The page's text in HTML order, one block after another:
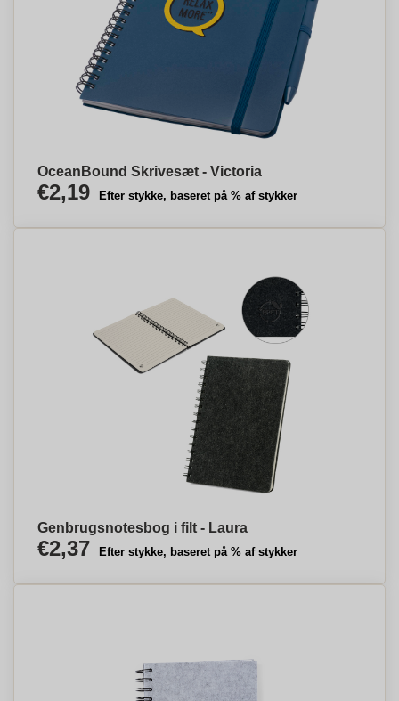
OceanBound Skrivesæt - Victoria
€2,19 Efter stykke, baseret på % af stykker
Genbrugsnotesbog i filt - Laura
€2,37 Efter stykke, baseret på % af stykker